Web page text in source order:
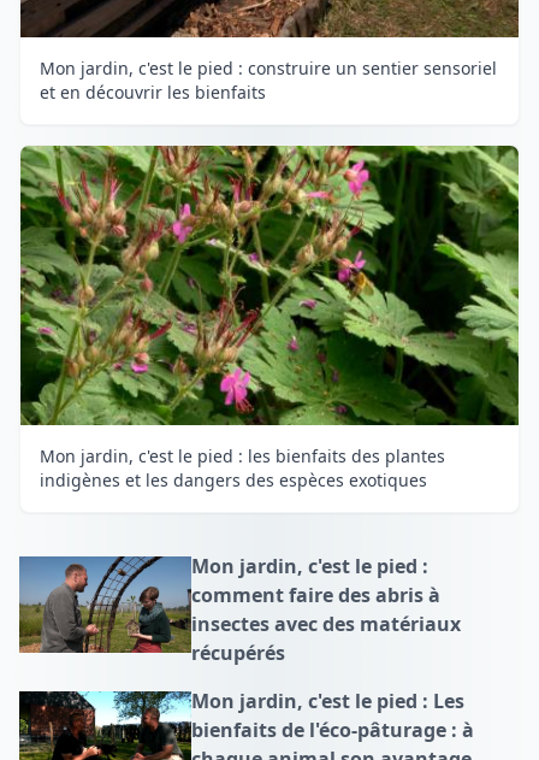
Mon jardin, c'est le pied : construire un sentier sensoriel
et en découvrir les bienfaits
Mon jardin, c'est le pied : les bienfaits des plantes
indigènes et les dangers des espèces exotiques
Mon jardin, c'est le pied :
comment faire des abris à
insectes avec des matériaux
récupérés
Mon jardin, c'est le pied : Les
bienfaits de l'éco-pâturage : à